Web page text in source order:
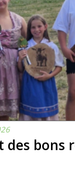
des bons